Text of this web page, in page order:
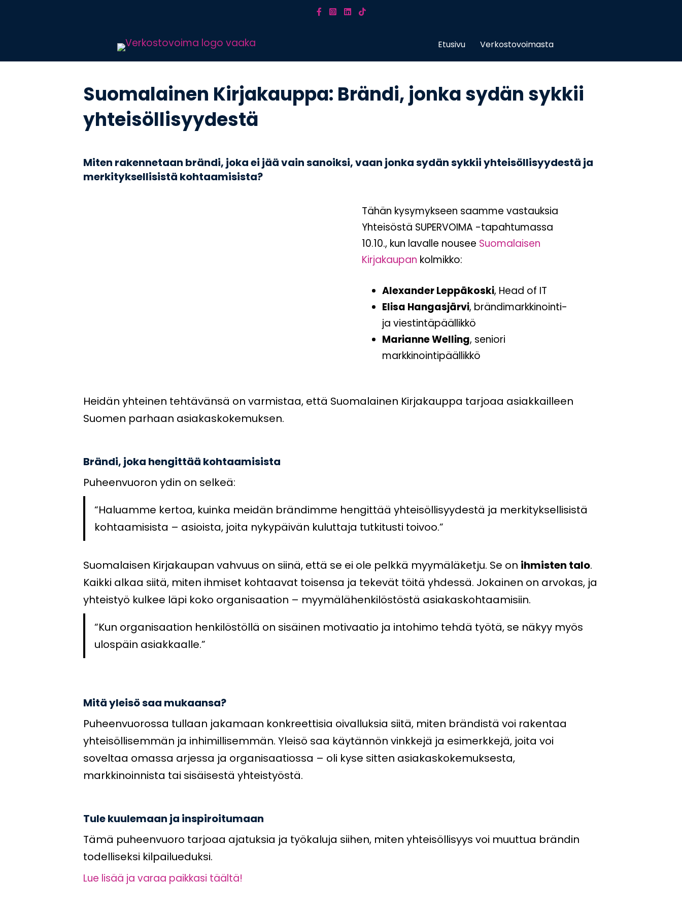
Etusivu Verkostovoimasta
Suomalainen Kirjakauppa: Brändi, jonka sydän sykkii
yhteisöllisyydestä
Miten rakennetaan brändi, joka ei jää vain sanoiksi, vaan jonka sydän sykkii yhteisöllisyydestä ja
merkityksellisistä kohtaamisista?
Tähän kysymykseen saamme vastauksia
Yhteisöstä SUPERVOIMA -tapahtumassa
10.10., kun lavalle nousee Suomalaisen
Kirjakaupan kolmikko:
Alexander Leppäkoski, Head of IT
Elisa Hangasjärvi, brändimarkkinointi-
ja viestintäpäällikkö
Marianne Welling, seniori
markkinointipäällikkö
Heidän yhteinen tehtävänsä on varmistaa, että Suomalainen Kirjakauppa tarjoaa asiakkailleen
Suomen parhaan asiakaskokemuksen.
Brändi, joka hengittää kohtaamisista
Puheenvuoron ydin on selkeä:
“Haluamme kertoa, kuinka meidän brändimme hengittää yhteisöllisyydestä ja merkityksellisistä
kohtaamisista – asioista, joita nykypäivän kuluttaja tutkitusti toivoo.”
Suomalaisen Kirjakaupan vahvuus on siinä, että se ei ole pelkkä myymäläketju. Se on ihmisten talo.
Kaikki alkaa siitä, miten ihmiset kohtaavat toisensa ja tekevät töitä yhdessä. Jokainen on arvokas, ja
yhteistyö kulkee läpi koko organisaation – myymälähenkilöstöstä asiakaskohtaamisiin.
“Kun organisaation henkilöstöllä on sisäinen motivaatio ja intohimo tehdä työtä, se näkyy myös
ulospäin asiakkaalle.”
Mitä yleisö saa mukaansa?
Puheenvuorossa tullaan jakamaan konkreettisia oivalluksia siitä, miten brändistä voi rakentaa
yhteisöllisemmän ja inhimillisemmän. Yleisö saa käytännön vinkkejä ja esimerkkejä, joita voi
soveltaa omassa arjessa ja organisaatiossa – oli kyse sitten asiakaskokemuksesta,
markkinoinnista tai sisäisestä yhteistyöstä.
Tule kuulemaan ja inspiroitumaan
Tämä puheenvuoro tarjoaa ajatuksia ja työkaluja siihen, miten yhteisöllisyys voi muuttua brändin
todelliseksi kilpailueduksi.
Lue lisää ja varaa paikkasi täältä!